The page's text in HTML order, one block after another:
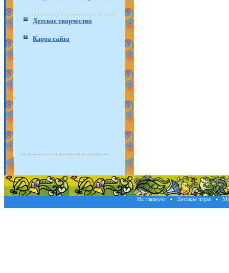
Детское творчество
Карта сайта
На главную Детские игры